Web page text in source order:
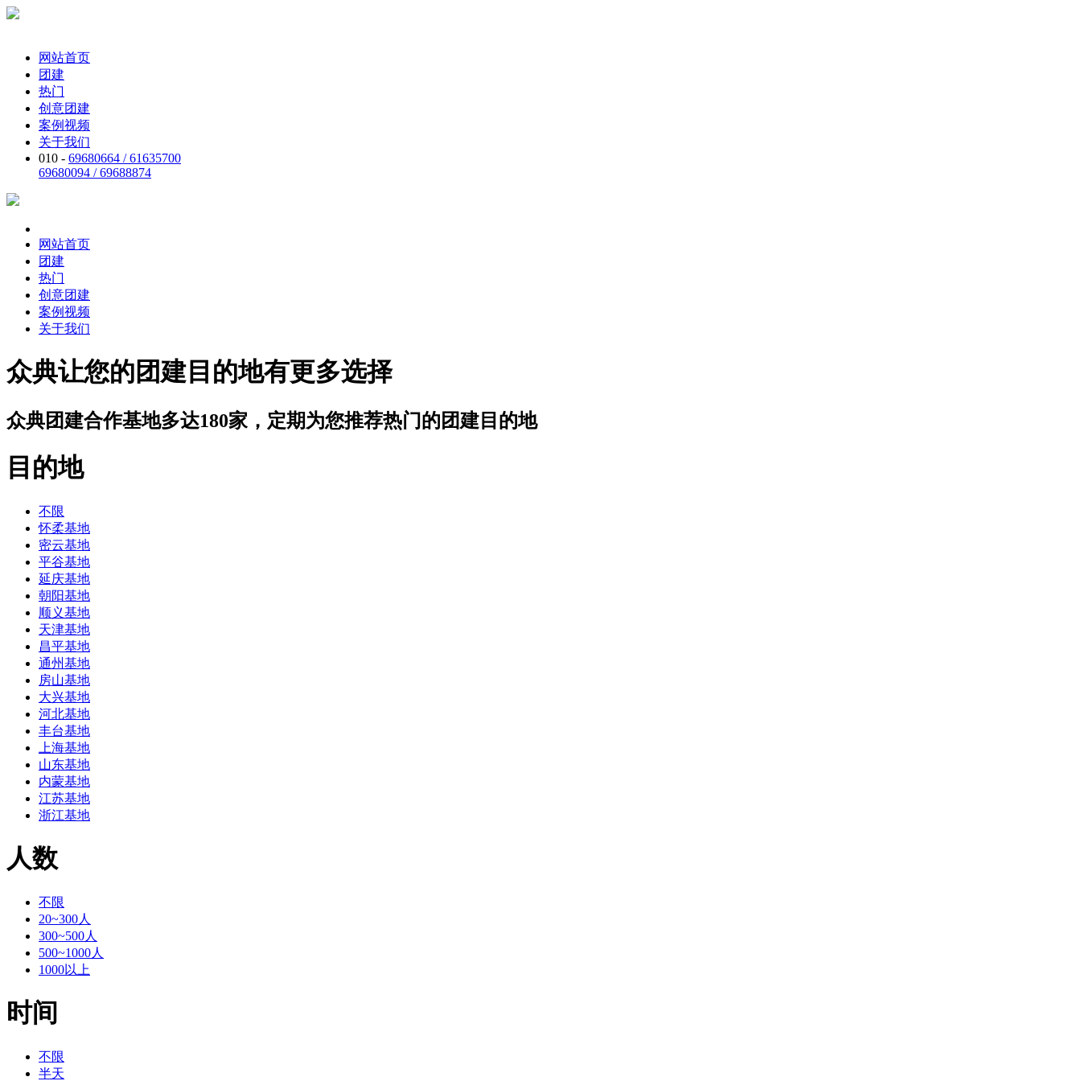
网站首页
团建
热门
创意团建
案例视频
关于我们
010 - 69680664 / 61635700
69680094 / 69688874
网站首页
团建
热门
创意团建
案例视频
关于我们
众典让您的团建目的地有更多选择
众典团建合作基地多达180家，定期为您推荐热门的团建目的地
目的地
不限
怀柔基地
密云基地
平谷基地
延庆基地
朝阳基地
顺义基地
天津基地
昌平基地
通州基地
房山基地
大兴基地
河北基地
丰台基地
上海基地
山东基地
内蒙基地
江苏基地
浙江基地
人数
不限
20~300人
300~500人
500~1000人
1000以上
时间
不限
半天